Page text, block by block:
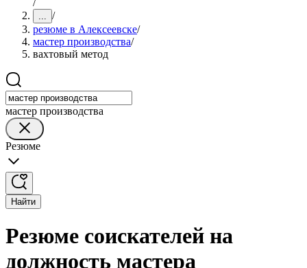
/
... /
резюме в Алексеевске/
мастер производства/
вахтовый метод
мастер производства
Резюме
Найти
Резюме соискателей на
должность мастера